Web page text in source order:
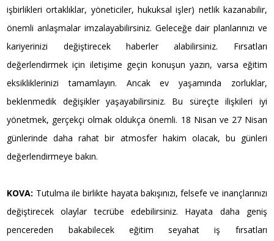
işbirlikleri ortaklıklar, yöneticiler, hukuksal işler) netlik kazanabilir,
önemli anlaşmalar imzalayabilirsiniz. Geleceğe dair planlarınızı ve
kariyerinizi değiştirecek haberler alabilirsiniz. Fırsatları
değerlendirmek için iletişime geçin konuşun yazın, varsa eğitim
eksikliklerinizi tamamlayın. Ancak ev yaşamında zorluklar,
beklenmedik değişikler yaşayabilirsiniz. Bu süreçte ilişkileri iyi
yönetmek, gerçekçi olmak oldukça önemli. 18 Nisan ve 27 Nisan
günlerinde daha rahat bir atmosfer hakim olacak, bu günleri
değerlendirmeye bakın.
KOVA: Tutulma ile birlikte hayata bakışınızı, felsefe ve inançlarınızı
değiştirecek olaylar tecrübe edebilirsiniz. Hayata daha geniş
pencereden bakabilecek eğitim seyahat iş fırsatları